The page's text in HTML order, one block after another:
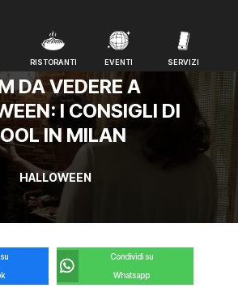
RISTORANTI EVENTI SERVIZI
RISTORANTI EVENTI SERVIZI
DA VEDERE A
I CONSIGLI DI
IN MILAN
HALLOWEEN
Condividi su
Whatsapp